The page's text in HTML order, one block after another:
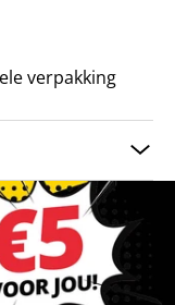
verpakking